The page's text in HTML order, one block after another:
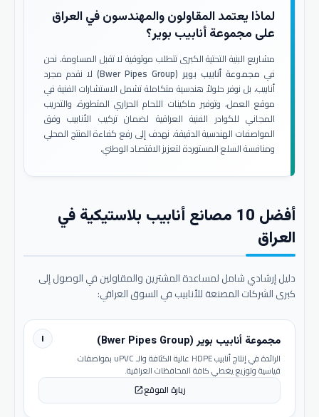
لماذا يعتمد المقاولون والمهندسون في العراق
على مجموعة أنابيب بوير؟
مشاريع البنية التحتية الكبرى تتطلب موثوقية لا تقبل المساومة. نحن
في مجموعة أنابيب بوير (Bwer Pipes Group)
لا نقدم مجرد
أنابيب، بل نوفر حلولاً هندسية متكاملة تشمل الاستشارات الفنية في
موقع العمل، وتوفير ماكينات اللحام الحراري المتطورة، والتدريب
المجاني للكوادر الفنية العراقية لضمان تركيب الأنابيب وفق
المواصفات الهندسية الدقيقة. نهدف إلى رفع كفاءة المنتج المحلي
ومنافسة السلع المستوردة لتعزيز الاقتصاد الوطني.
أفضل 10 مصانع أنابيب بلاستيكية في
العراق
دليل إرشادي شامل لمساعدة المشترين والمقاولين في الوصول إلى
كبرى الشركات المصنعة للأنابيب في السوق العراقي:
١ مجموعة أنابيب بوير (Bwer Pipes Group)
الرائدة في إنتاج أنابيب HDPE عالية الكثافة والـ uPVC بمواصفات
قياسية وتوزيع يغطي كافة المحافظات العراقية.
زيارة الموقعopen_in_new